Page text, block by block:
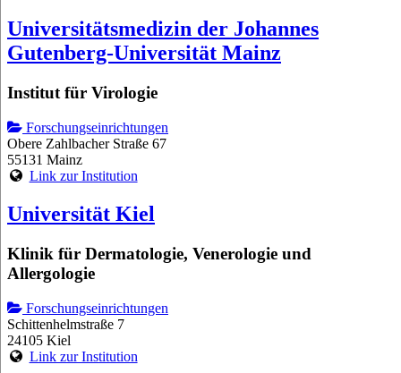
Universitätsmedizin der Johannes
Gutenberg-Universität Mainz
Institut für Virologie
Forschungseinrichtungen
Obere Zahlbacher Straße 67
55131 Mainz
Link zur Institution
Universität Kiel
Klinik für Dermatologie, Venerologie und
Allergologie
Forschungseinrichtungen
Schittenhelmstraße 7
24105 Kiel
Link zur Institution